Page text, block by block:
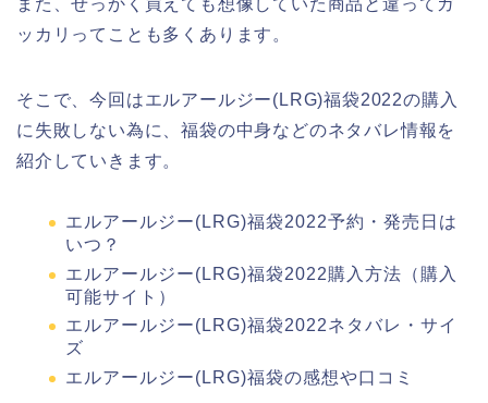
また、せっかく買えても想像していた商品と違ってガ
ッカリってことも多くあります。
そこで、今回はエルアールジー(LRG)福袋2022の購入
に失敗しない為に、福袋の中身などのネタバレ情報を
紹介していきます。
エルアールジー(LRG)福袋2022予約・発売日は
いつ？
エルアールジー(LRG)福袋2022購入方法（購入
可能サイト）
エルアールジー(LRG)福袋2022ネタバレ・サイ
ズ
エルアールジー(LRG)福袋の感想や口コミ